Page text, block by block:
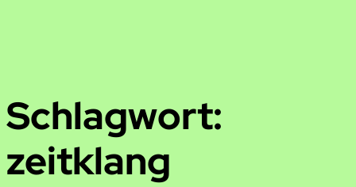
Schlagwort:
zeitklang